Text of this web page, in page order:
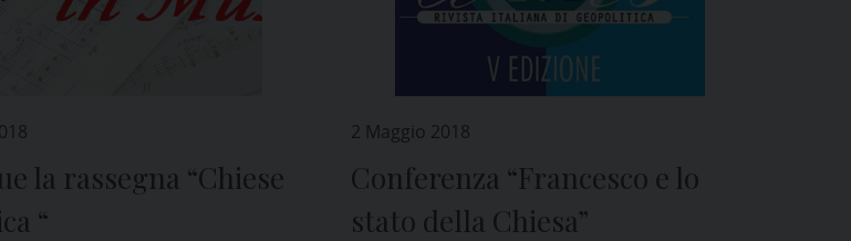
la rassegna “Chiese
“
2 Maggio 2018
Conferenza “Francesco e lo
stato della Chiesa”